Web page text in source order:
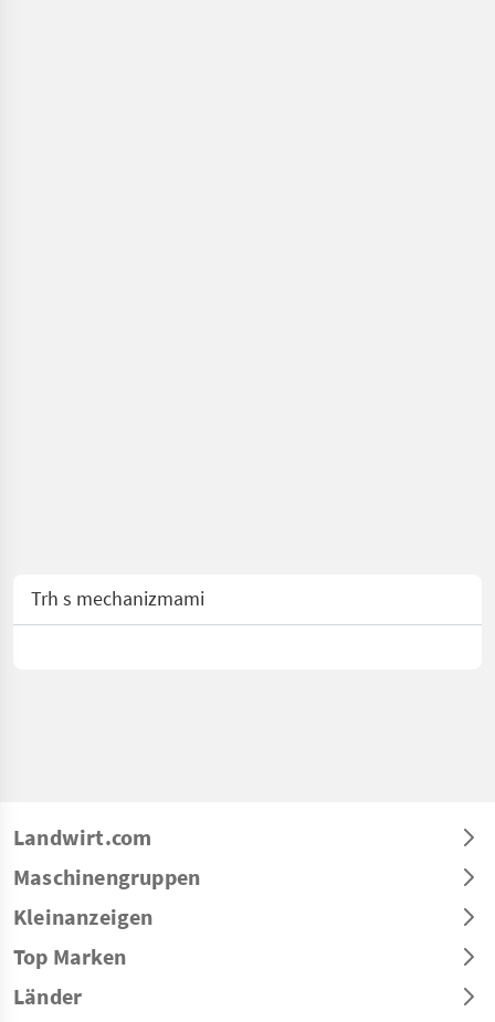
Trh s mechanizmami
Landwirt.com
Maschinengruppen
Kleinanzeigen
Top Marken
Länder